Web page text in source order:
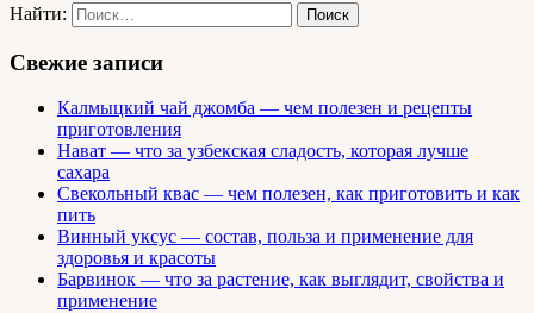
Найти:
Свежие записи
Калмыцкий чай джомба — чем полезен и рецепты
приготовления
Нават — что за узбекская сладость, которая лучше
сахара
Свекольный квас — чем полезен, как приготовить и как
пить
Винный уксус — состав, польза и применение для
здоровья и красоты
Барвинок — что за растение, как выглядит, свойства и
применение